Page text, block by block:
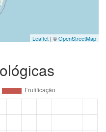
Leaflet | ©OpenStreetMap